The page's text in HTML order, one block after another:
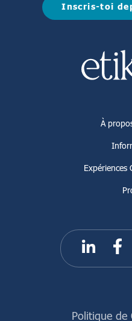
À Propos de
Inscris-toi
À
Expériences
Politique de